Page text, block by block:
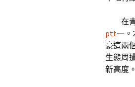
在
ptt一。
豪這兩
生態周
新高度。